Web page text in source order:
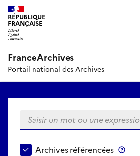
RÉPUBLIQUE
FRANÇAISE
FranceArchives
Portail national des Archives
Saisir un mot ou une expression
Choisir le périmètre de recherche
Archives référencées